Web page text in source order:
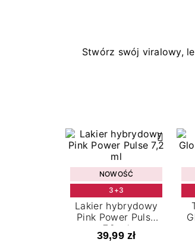
Stwórz swój viralowy,
NOWOŚĆ
3+3
Lakier hybrydowy
Pink Power Pulse
7,2 ml
39,99 zł